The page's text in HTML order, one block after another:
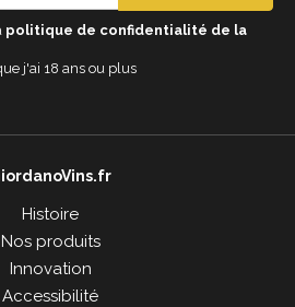
politique de confidentialité de la
j'ai 18 ans ou plus
Histoire
Nos produits
Innovation
Accessibilité